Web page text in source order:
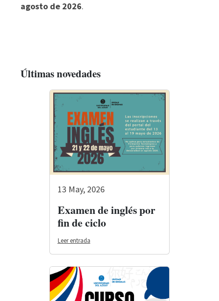
agosto de 2026.
Últimas novedades
13 May, 2026
Examen de inglés por
fin de ciclo
Leer entrada